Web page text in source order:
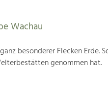
Wachau
besonderer Flecken Erde.
genommen hat.